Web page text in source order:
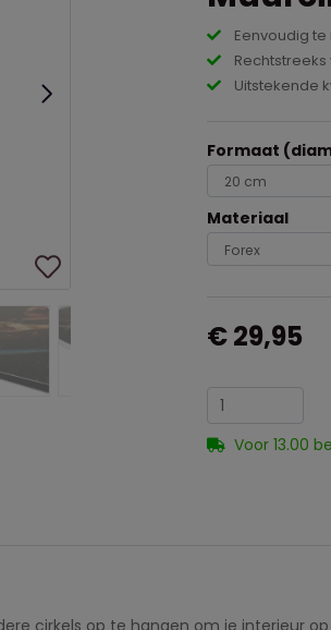
Eenvoudig
Uitstekende
Formaat
Materiaal
€ 29,95
Voor 13.00
cirkels op te hangen om je interieur